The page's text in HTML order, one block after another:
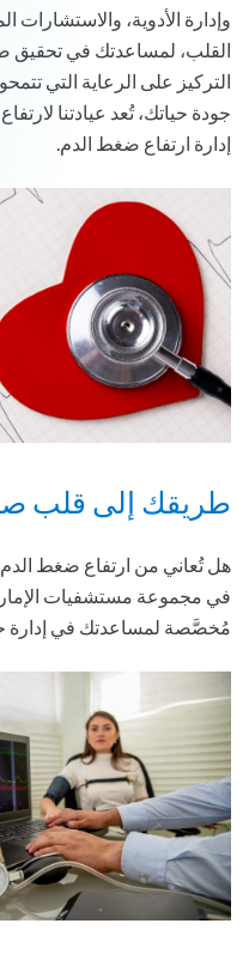
وإدارة الأدوية، والاستشارات
القلب، لمساعدتك في تحقيق
التركيز على الرعاية التي
جودة حياتك، تُعد عيادتنا
إدارة ارتفاع ضغط الدم.
طريقك إلى قلب
هل تُعاني من ارتفاع ضغط
في مجموعة مستشفيات
مُخصَّصة لمساعدتك في إدارة